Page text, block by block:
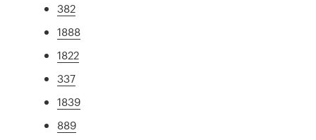
382
1888
1822
337
1839
889